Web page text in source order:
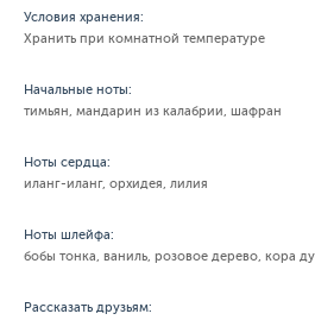
Условия хранения:
Хранить при комнатной температуре
Начальные ноты:
тимьян, мандарин из калабрии, шафран
Ноты сердца:
иланг-иланг, орхидея, лилия
Ноты шлейфа:
бобы тонка, ваниль, розовое дерево, кора
Рассказать друзьям: